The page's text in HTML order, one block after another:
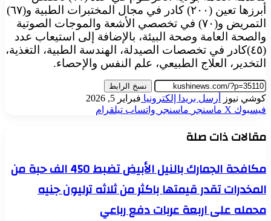
أبرزها تعين (٢٠٠) كادر في مجال المختبرات الطبية و(٦٧)
التمريض و(٧٠) في تخصصي الأشعة والموجات الصوتية
والصحة العامة وصحة البيئة، بالإضافة إلى استيعاب عدد
(٤٥)كادر في تخصصات الصيدلة، الهندسة الطبية، التغذية،
التخدير، العلاج الطبيعي، علم النفس والإحصاء.
نسخ الرابط
كوشي نيوز أرسل بريدا إلكترونيا فبراير 5, 2026
فيسبوك ‫X ماسنجر ماسنجر واتساب تيلقرام
مقالات ذات صلة
مكافحة الجمارك بالنيل الأبيض تضبط 450 الف حبة من
المخدرات تقدر قيمتها باكثر من ثلاثه ترليون جنيه
محمله على اربعة عربات دفع رباعي